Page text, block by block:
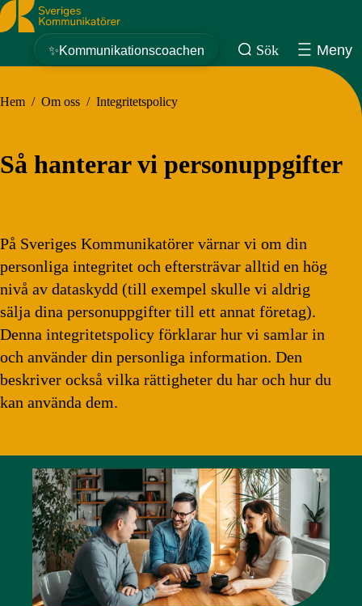
Sveriges Kommunikatörer
✨Kommunikationscoachen Sök Meny
Hem / Om oss / Integritetspolicy
Så hanterar vi personuppgifter
På Sveriges Kommunikatörer värnar vi om din
personliga integritet och eftersträvar alltid en hög
nivå av dataskydd (till exempel skulle vi aldrig
sälja dina personuppgifter till ett annat företag).
Denna integritetspolicy förklarar hur vi samlar in
och använder din personliga information. Den
beskriver också vilka rättigheter du har och hur du
kan använda dem.